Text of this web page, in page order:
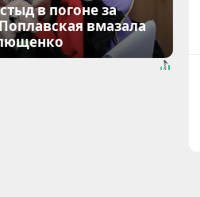
в погоне за
вмазала